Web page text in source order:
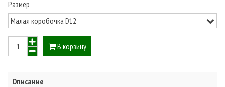
Размер
В корзину
Описание